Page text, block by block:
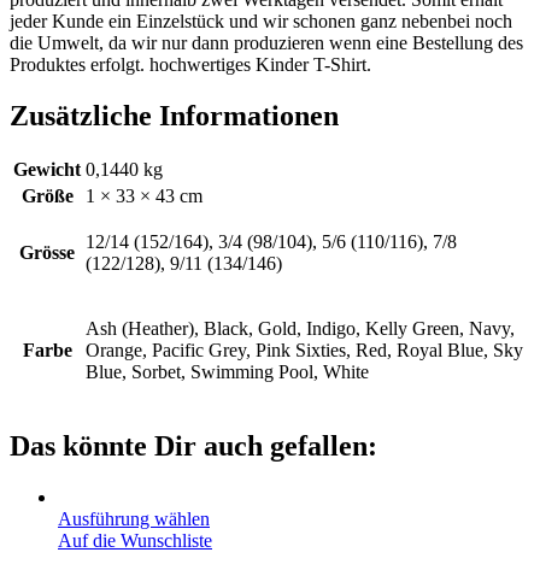
jeder Kunde ein Einzelstück und wir schonen ganz nebenbei noch
die Umwelt, da wir nur dann produzieren wenn eine Bestellung des
Produktes erfolgt. hochwertiges Kinder T-Shirt.
Zusätzliche Informationen
Gewicht 0,1440 kg
Größe
1 × 33 × 43 cm
Grösse
12/14 (152/164), 3/4 (98/104), 5/6 (110/116), 7/8
(122/128), 9/11 (134/146)
Farbe
Ash (Heather), Black, Gold, Indigo, Kelly Green, Navy,
Orange, Pacific Grey, Pink Sixties, Red, Royal Blue, Sky
Blue, Sorbet, Swimming Pool, White
Das könnte Dir auch gefallen:
Ausführung wählen
Auf die Wunschliste